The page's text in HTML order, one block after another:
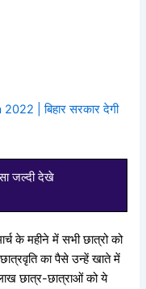
| बिहार सरकार देगी
जल्दी देखे
के महीने में सभी छात्रो को
का पैसे उन्हें खाते में
छात्र-छात्राओं को ये